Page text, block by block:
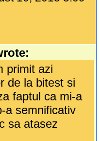
primit azi
de la bitest si
faptul ca mi-a
a semnificativ
sa atasez